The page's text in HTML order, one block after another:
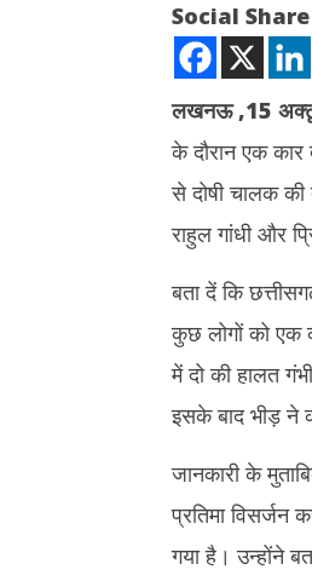
NOW
छत्तीसगढ़ हादसे पर
सरकार पर हमला,
October
15,
2021
Social Share
लखनऊ ,15
के दौरान एक
से दोषी चालक
राहुल गांधी और
बता दें कि
कुछ लोगों को एक
में दो की हालत
इसके बाद भीड़ ने
जानकारी के
प्रतिमा विसर्जन
गया है। उन्होंने